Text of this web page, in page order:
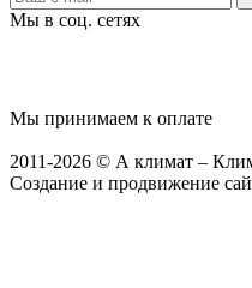
Мы в соц. сетях
Мы принимаем к оплате
2011-2026 © А климат –
Создание и продвижение